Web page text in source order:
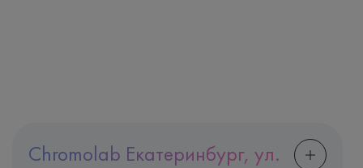
Chromolab Екатеринбург, ул.